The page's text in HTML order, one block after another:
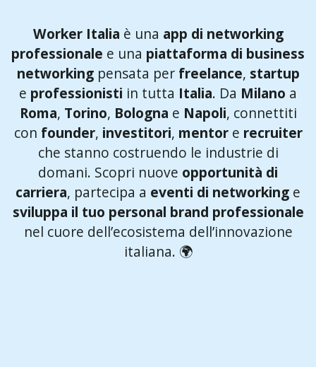
Worker Italia è una app di networking
professionale e una piattaforma di business
networkingpensata per freelance, startup
e professionisti in tutta Italia. Da Milano a
Roma, Torino, Bologna e Napoli, connettiti
con founder, investitori, mentore recruiter
che stanno costruendo le industrie di
domani. Scopri nuove opportunità di
carriera, partecipa a eventi di networking e
sviluppa il tuo personal brand professionale
nel cuore dell’ecosistema dell’innovazione
italiana. 🌍